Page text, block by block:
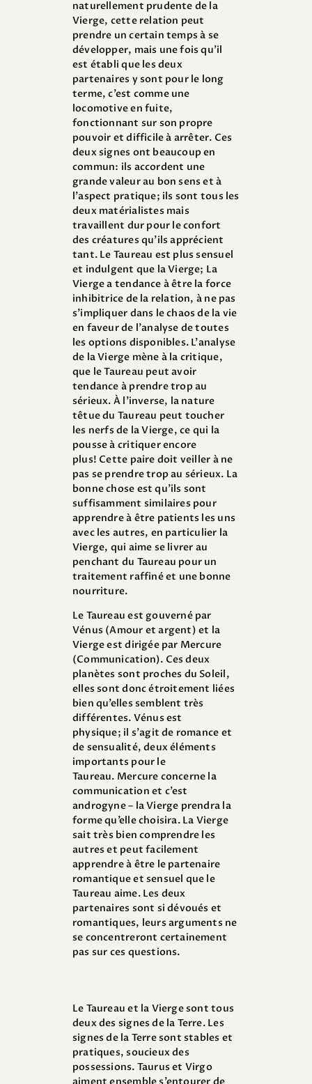
naturellement prudente de la
Vierge, cette relation peut
prendre un certain temps à se
développer, mais une fois qu’il
est établi que les deux
partenaires y sont pour le long
terme, c’est comme une
locomotive en fuite,
fonctionnant sur son propre
pouvoir et difficile à arrêter. Ces
deux signes ont beaucoup en
commun: ils accordent une
grande valeur au bon sens et à
l’aspect pratique; ils sont tous les
deux matérialistes mais
travaillent dur pour le confort
des créatures qu’ils apprécient
tant. Le Taureau est plus sensuel
et indulgent que la Vierge; La
Vierge a tendance à être la force
inhibitrice de la relation, à ne pas
s’impliquer dans le chaos de la vie
en faveur de l’analyse de toutes
les options disponibles. L’analyse
de la Vierge mène à la critique,
que le Taureau peut avoir
tendance à prendre trop au
sérieux. À l’inverse, la nature
têtue du Taureau peut toucher
les nerfs de la Vierge, ce qui la
pousse à critiquer encore
plus! Cette paire doit veiller à ne
pas se prendre trop au sérieux. La
bonne chose est qu’ils sont
suffisamment similaires pour
apprendre à être patients les uns
avec les autres, en particulier la
Vierge, qui aime se livrer au
penchant du Taureau pour un
traitement raffiné et une bonne
nourriture.
Le Taureau est gouverné par
Vénus (Amour et argent) et la
Vierge est dirigée par Mercure
(Communication). Ces deux
planètes sont proches du Soleil,
elles sont donc étroitement liées
bien qu’elles semblent très
différentes. Vénus est
physique; il s’agit de romance et
de sensualité, deux éléments
importants pour le
Taureau. Mercure concerne la
communication et c’est
androgyne – la Vierge prendra la
forme qu’elle choisira. La Vierge
sait très bien comprendre les
autres et peut facilement
apprendre à être le partenaire
romantique et sensuel que le
Taureau aime. Les deux
partenaires sont si dévoués et
romantiques, leurs arguments ne
se concentreront certainement
pas sur ces questions.
Le Taureau et la Vierge sont tous
deux des signes de la Terre. Les
signes de la Terre sont stables et
pratiques, soucieux des
possessions. Taurus et Virgo